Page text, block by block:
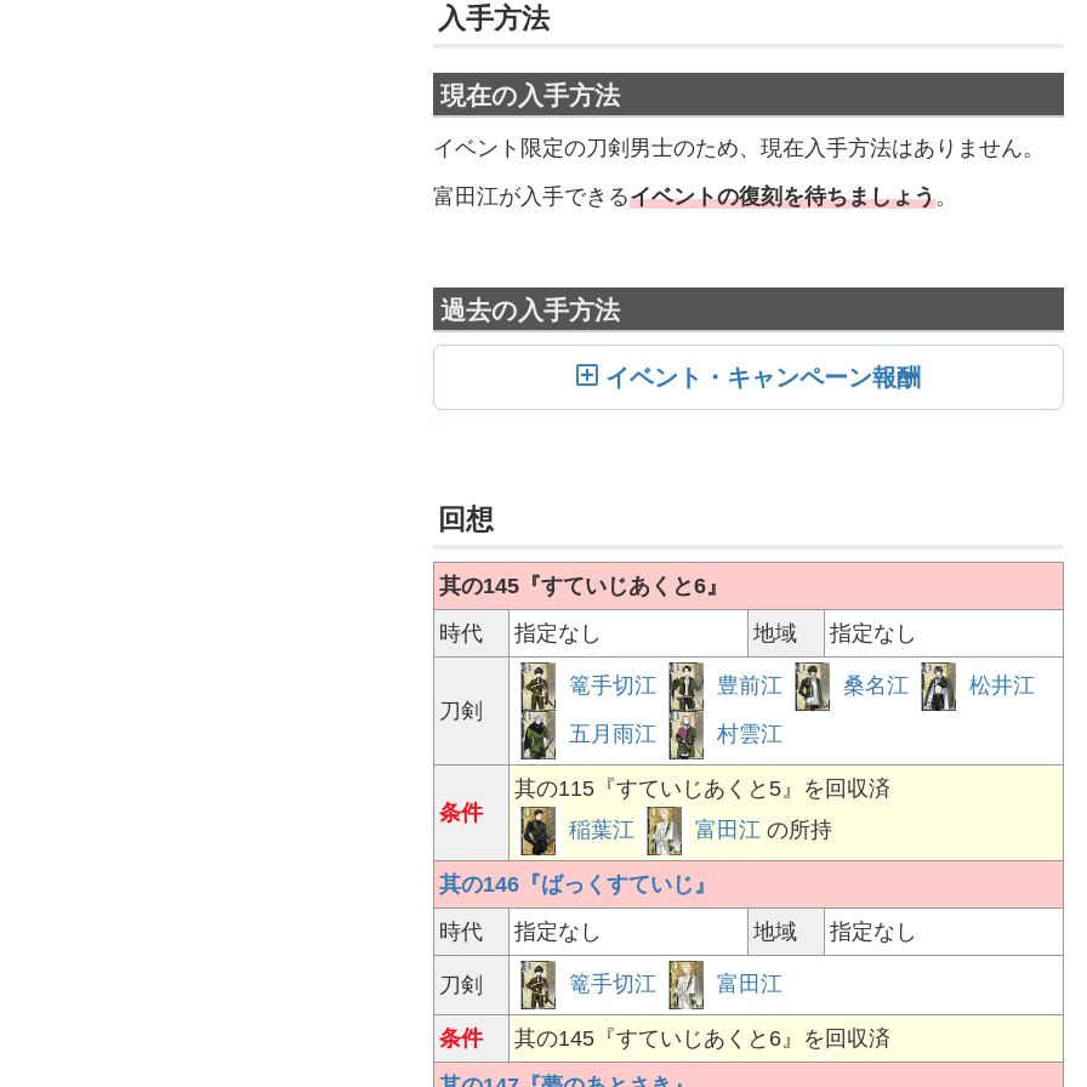
入手方法
現在の入手方法
イベント限定の刀剣男士のため、現在入手方法はありません。
富田江が入手できるイベントの復刻を待ちましょう。
過去の入手方法
イベント・キャンペーン報酬
回想
其の145『すていじあくと6』
時代
指定なし 地域 指定なし
刀剣
篭手切江 豊前江 桑名江
松井江
五月雨江
村雲江
条件
其の115『すていじあくと5』を回収済
稲葉江
富田江 の所持
其の146『ばっくすていじ』
時代
指定なし 地域 指定なし
刀剣 篭手切江 富田江
条件
其の145『すていじあくと6』を回収済